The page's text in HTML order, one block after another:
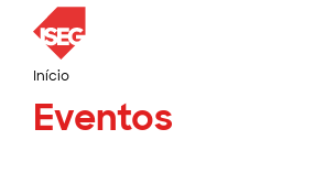
Início
Eventos